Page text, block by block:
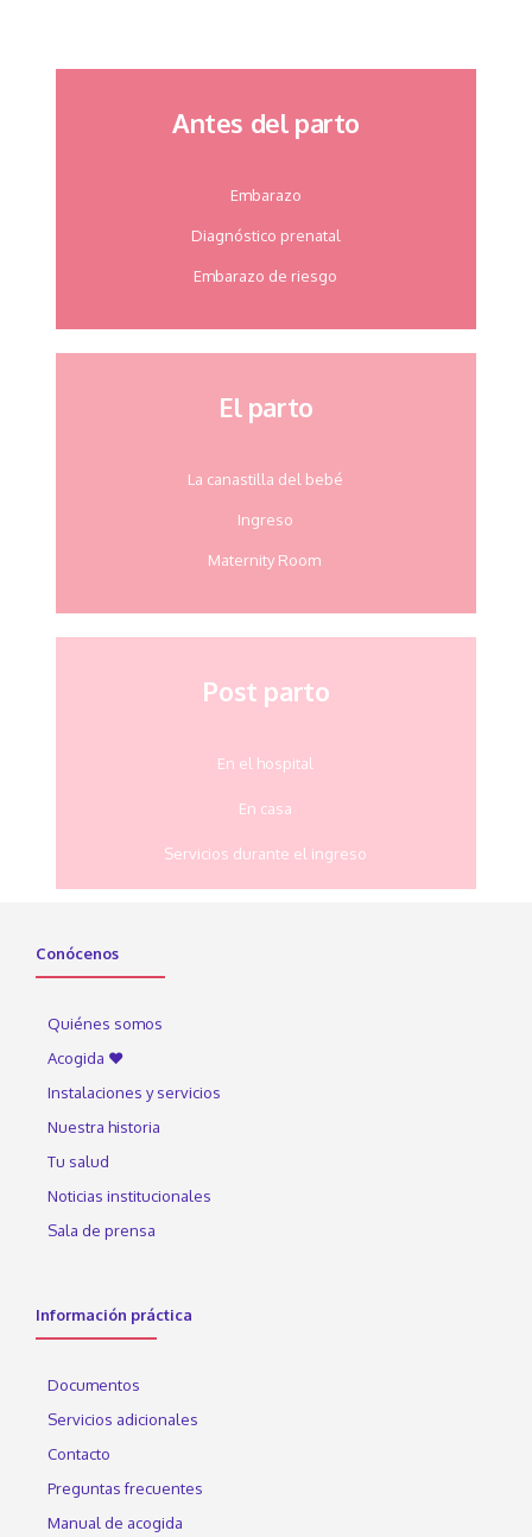
Antes del parto
Embarazo
Diagnóstico prenatal
Embarazo de riesgo
El parto
La canastilla del bebé
Ingreso
Maternity Room
Post parto
En el hospital
En casa
Servicios durante el ingreso
Conócenos
Quiénes somos
Acogida ♥
Instalaciones y servicios
Nuestra historia
Tu salud
Noticias institucionales
Sala de prensa
Información práctica
Documentos
Servicios adicionales
Contacto
Preguntas frecuentes
Manual de acogida